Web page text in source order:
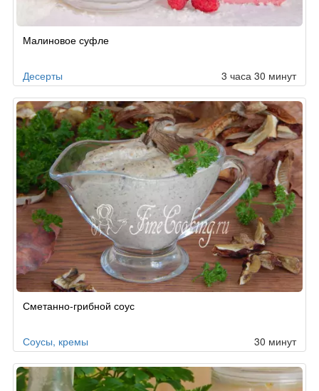
Малиновое суфле
Десерты 3 часа 30 минут
Сметанно-грибной соус
Соусы, кремы 30 минут